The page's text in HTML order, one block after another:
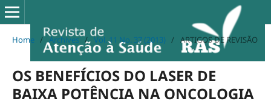
Home / Archives / Vol. 11 No. 37 (2013) / ARTIGOS DE REVISÃO
OS BENEFÍCIOS DO LASER DE
BAIXA POTÊNCIA NA ONCOLOGIA